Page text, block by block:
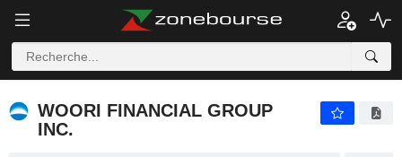
WOORI FINANCIAL GROUP
INC.